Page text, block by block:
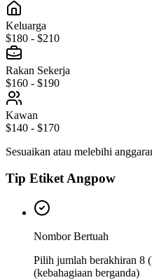
Keluarga
$180 - $210
Rakan Sekerja
$160 - $190
Kawan
$140 - $170
Sesuaikan atau melebihi
Tip Etiket Angpow
Nombor Bertuah
Pilih jumlah berakhiran 8
(kebahagiaan berganda)